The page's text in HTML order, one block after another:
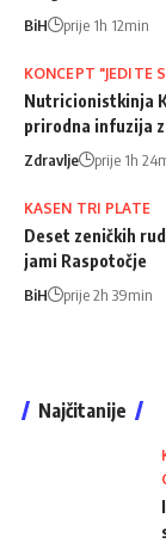
BiH prije 1h 12min
KONCEPT "JEDITE
Nutricionistkinja
prirodna infuzija
Zdravlje prije 1h
KASEN TRI PLATE
Deset zeničkih
jami Raspotočje
BiH prije 2h 39min
Najčitanije